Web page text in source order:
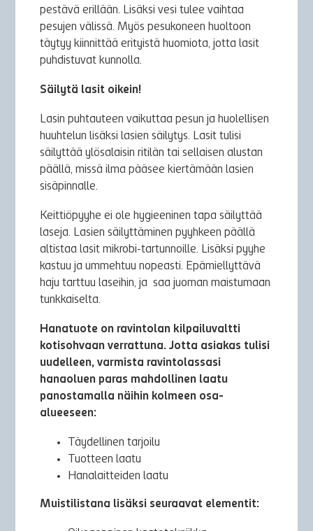
pestävä erillään. Lisäksi vesi tulee vaihtaa
pesujen välissä. Myös pesukoneen huoltoon
täytyy kiinnittää erityistä huomiota, jotta lasit
puhdistuvat kunnolla.
Säilytä lasit oikein!
Lasin puhtauteen vaikuttaa pesun ja huolellisen
huuhtelun lisäksi lasien säilytys. Lasit tulisi
säilyttää ylösalaisin ritilän tai sellaisen alustan
päällä, missä ilma pääsee kiertämään lasien
sisäpinnalle.
Keittiöpyyhe ei ole hygieeninen tapa säilyttää
laseja. Lasien säilyttäminen pyyhkeen päällä
altistaa lasit mikrobi-tartunnoille. Lisäksi pyyhe
kastuu ja ummehtuu nopeasti. Epämiellyttävä
haju tarttuu laseihin, ja saa juoman maistumaan
tunkkaiselta.
Hanatuote on ravintolan kilpailuvaltti
kotisohvaan verrattuna. Jotta asiakas tulisi
uudelleen, varmista ravintolassasi
hanaoluen paras mahdollinen laatu
panostamalla näihin kolmeen osa-
alueeseen:
Täydellinen tarjoilu
Tuotteen laatu
Hanalaitteiden laatu
Muistilistana lisäksi seuraavat elementit: